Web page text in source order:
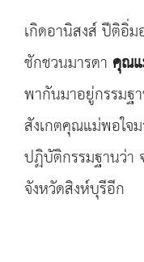
เกิดอานิสงส์ ปีติอิ่ม
ชักชวนมารดา คุณ
พากันมาอยู่กรรมฐ
สังเกตคุณแม่พอใ
ปฏิบัติกรรมฐานว่า
จังหวัดสิงห์บุรีอีก